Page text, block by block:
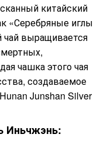
китайский
«Серебряные иглы
выращивается
чашка этого чая
создаваемое
Junshan Silver
Иньчжэнь: